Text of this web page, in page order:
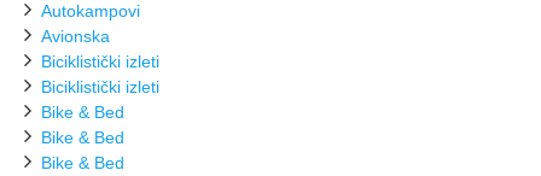
Autokampovi
Avionska
Biciklistički izleti
Biciklistički izleti
Bike & Bed
Bike & Bed
Bike & Bed